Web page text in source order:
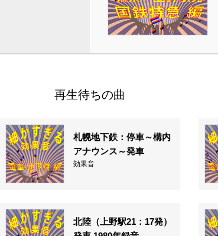
再生待ちの曲
札幌地下鉄：停車～構内
アナウンス～発車
効果音
北陸（上野駅21：17発）